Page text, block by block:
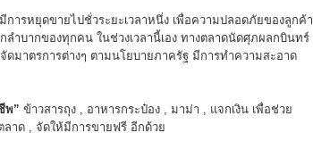
รหยุดขายไปชั่วระยะเวลาหนึ่ง เพื่อความปลอดภัยของลูกค้า
ำบากของทุกคน ในช่วงเวลานี้เอง ทางตลาดนัดศุภผลกบินทร์
มาตรการต่างๆ ตามนโยบายภาครัฐ มีการทำความสะอาด
พ” ข้าวสารถุง , อาหารกระป๋อง , มาม่า , แจกเงิน เพื่อช่วย
าด , จัดให้มีการขายฟรี อีกด้วย